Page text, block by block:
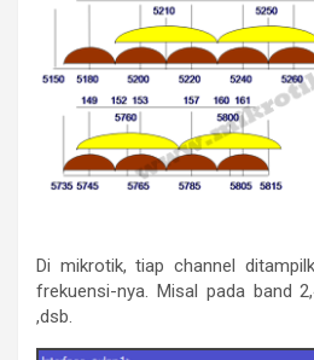
Di mikrotik, tiap channel
frekuensi-nya. Misal pada band
,dsb.